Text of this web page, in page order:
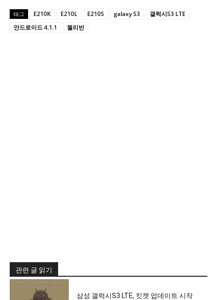
태그 E210K E210L E210S galaxy S3
갤럭시S3 LTE
안드로이드 4.1.1
젤리빈
관련 글 읽기
삼성 갤럭시S3 LTE, 킷캣 업데이트 시작